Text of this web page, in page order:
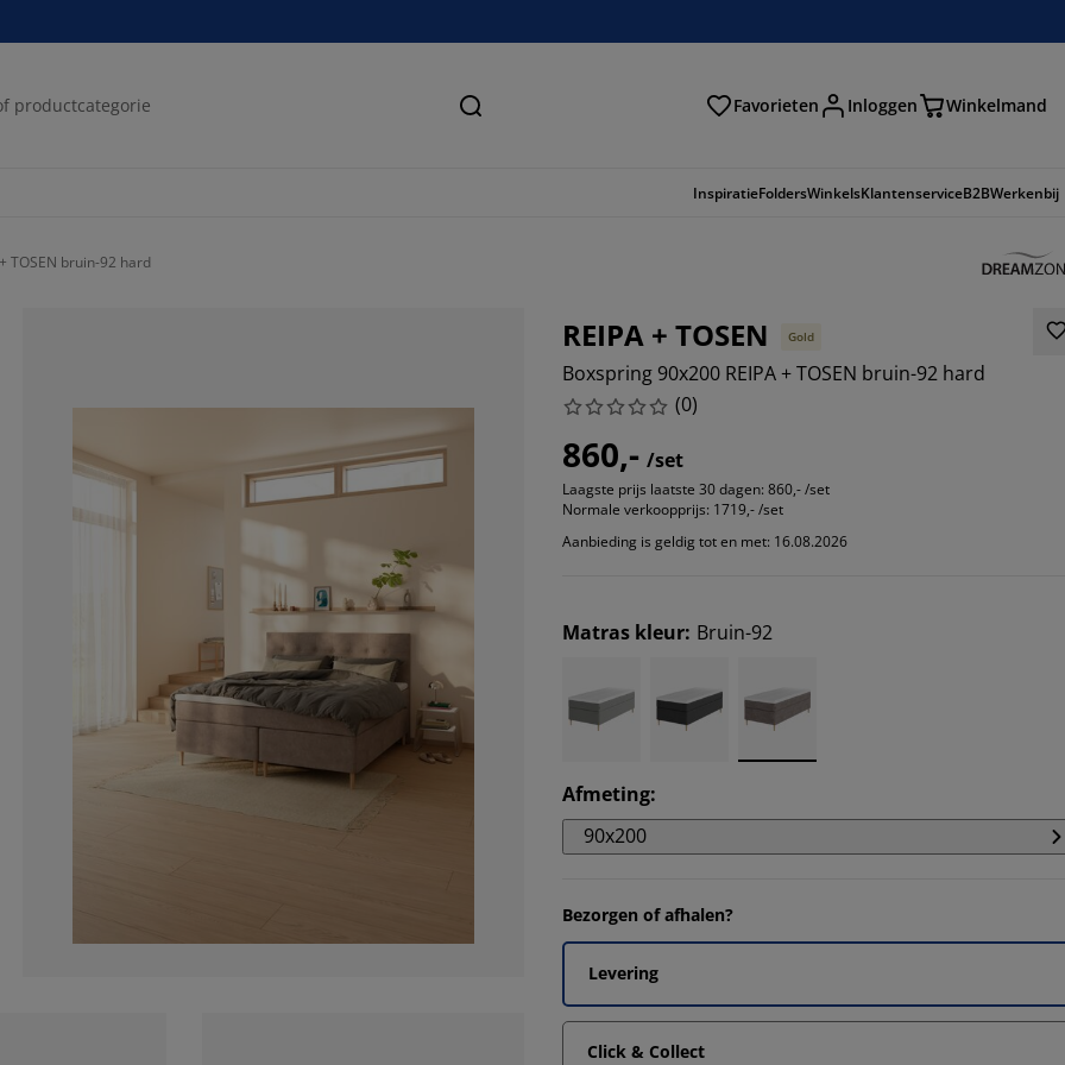
Zoeken Favorieten Inloggen Winkelmand
InspiratieFoldersWinkelsKlantenserviceB2BWerkenbij
TOSEN bruin-92 hard
REIPA + TOSEN Gold
Boxspring 90x200 REIPA + TOSEN bruin-92 hard
(0)
860,- /set
Laagste prijs laatste 30 dagen: 860,- /set
Normale verkoopprijs: 1719,- /set
Aanbieding is geldig tot en met: 16.08.2026
Matras kleur: Bruin-92
Afmeting:
90x200
Bezorgen of afhalen?
Levering
Click & Collect